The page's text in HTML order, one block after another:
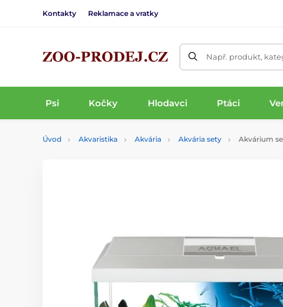
Kontakty Reklamace a vratky
Např. produkt,
Psi Kočky Hlodavci Ptáci
Úvod Akvaristika Akvária Akvária sety Akvárium